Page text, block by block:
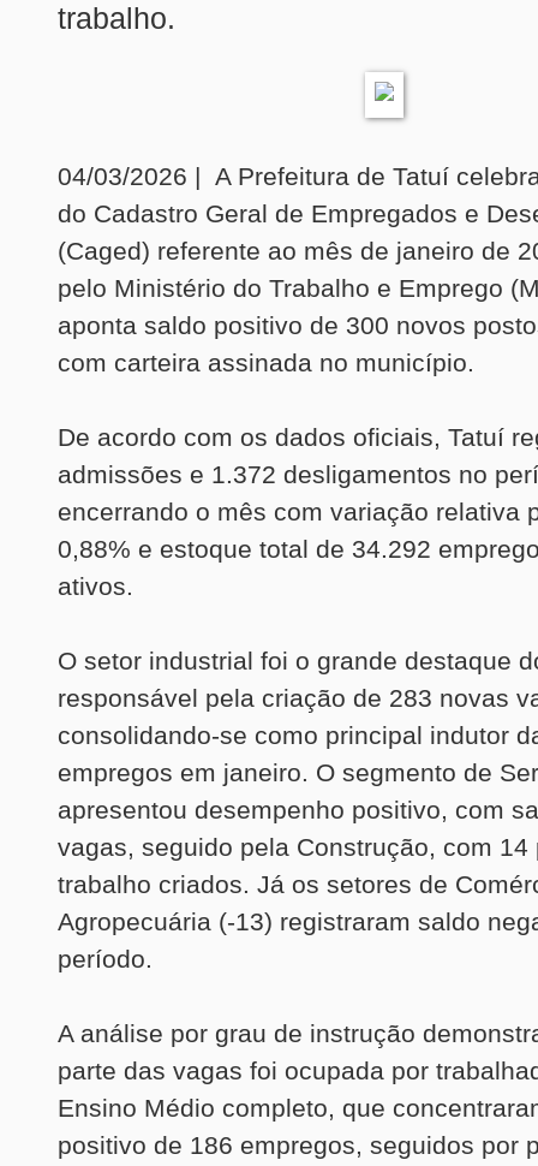
trabalho.
04/03/2026 | A Prefeitura de Tatuí
do Cadastro Geral de Empregados e
(Caged) referente ao mês de janeiro de
pelo Ministério do Trabalho e Emprego
aponta saldo positivo de 300 novos
com carteira assinada no município.
De acordo com os dados oficiais, Tatuí
admissões e 1.372 desligamentos no
encerrando o mês com variação relativa
0,88% e estoque total de 34.292
ativos.
O setor industrial foi o grande destaque
responsável pela criação de 283 novas
consolidando-se como principal indutor
empregos em janeiro. O segmento de
apresentou desempenho positivo, com
vagas, seguido pela Construção, com 14
trabalho criados. Já os setores de
Agropecuária (-13) registraram saldo
período.
A análise por grau de instrução
parte das vagas foi ocupada por
Ensino Médio completo, que
positivo de 186 empregos, seguidos por